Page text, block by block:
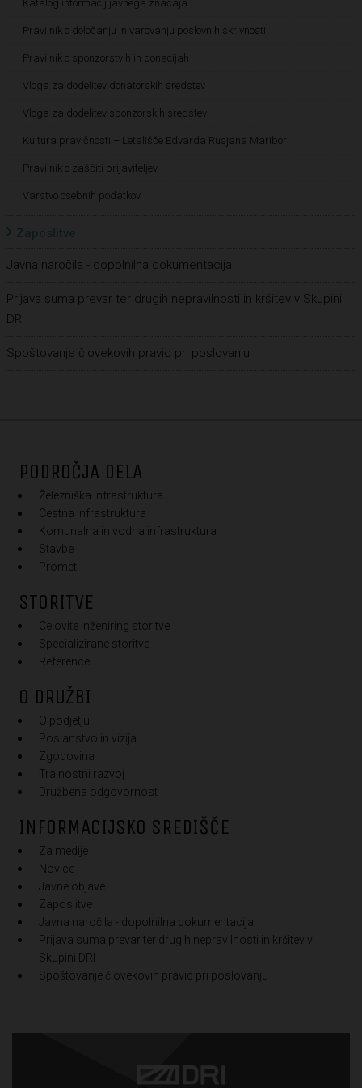
Katalog informacij javnega značaja
Pravilnik o določanju in varovanju poslovnih skrivnosti
Pravilnik o sponzorstvih in donacijah
Vloga za dodelitev donatorskih sredstev
Vloga za dodelitev sponzorskih sredstev
Kultura pravičnosti – Letališče Edvarda Rusjana Maribor
Pravilnik o zaščiti prijaviteljev
Varstvo osebnih podatkov
Zaposlitve
Javna naročila - dopolnilna dokumentacija
Prijava suma prevar ter drugih nepravilnosti in kršitev v Skupini
DRI
Spoštovanje človekovih pravic pri poslovanju
PODROČJA DELA
Železniška infrastruktura
Cestna infrastruktura
Komunalna in vodna infrastruktura
Stavbe
Promet
STORITVE
Celovite inženiring storitve
Specializirane storitve
Reference
O DRUŽBI
O podjetju
Poslanstvo in vizija
Zgodovina
Trajnostni razvoj
Družbena odgovornost
INFORMACIJSKO SREDIŠČE
Za medije
Novice
Javne objave
Zaposlitve
Javna naročila - dopolnilna dokumentacija
Prijava suma prevar ter drugih nepravilnosti in kršitev v
Skupini DRI
Spoštovanje človekovih pravic pri poslovanju